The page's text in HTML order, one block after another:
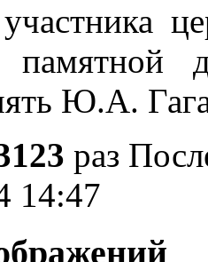
Ю.А.
раз
14:47